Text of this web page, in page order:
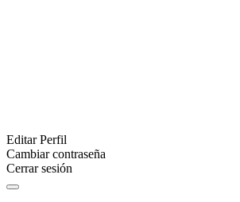
Editar Perfil
Cambiar contraseña
Cerrar sesión